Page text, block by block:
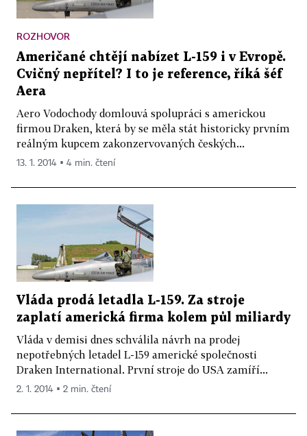
ROZHOVOR
Američané chtějí nabízet L-159 i v Evropě.
Cvičný nepřítel? I to je reference, říká šéf
Aera
Aero Vodochody domlouvá spolupráci s americkou
firmou Draken, která by se měla stát historicky prvním
reálným kupcem zakonzervovaných českých...
13. 1. 2014 ▪ 4 min. čtení
Vláda prodá letadla L-159. Za stroje
zaplatí americká firma kolem půl miliardy
Vláda v demisi dnes schválila návrh na prodej
nepotřebných letadel L-159 americké společnosti
Draken International. První stroje do USA zamíří...
2. 1. 2014 ▪ 2 min. čtení